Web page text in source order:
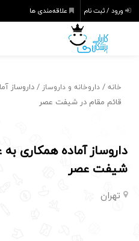
ورود / ثبت نام علاقه‌مندی ها
خانه /داروخانه و داروساز / داروساز
قائم مقام در شیفت عصر
داروساز آماده همکاری
شیفت عصر
تهران